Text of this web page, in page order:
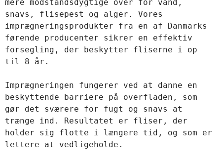
mere modstandsdygtige over for vand,
snavs, flisepest og alger. Vores
imprægneringsprodukter fra en af Danmarks
førende producenter sikrer en effektiv
forsegling, der beskytter fliserne i op
til 8 år.
Imprægneringen fungerer ved at danne en
beskyttende barriere på overfladen, som
gør det sværere for fugt og snavs at
trænge ind. Resultatet er fliser, der
holder sig flotte i længere tid, og som er
lettere at vedligeholde.